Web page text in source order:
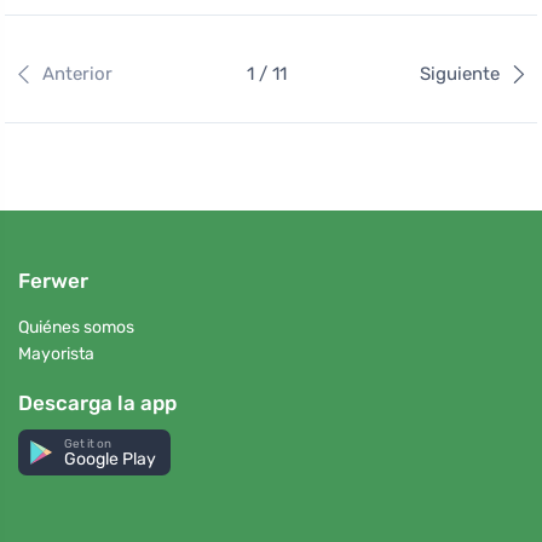
Anterior 1 / 11 Siguiente
Ferwer
Quiénes somos
Mayorista
Descarga la app
Get it on
Google Play